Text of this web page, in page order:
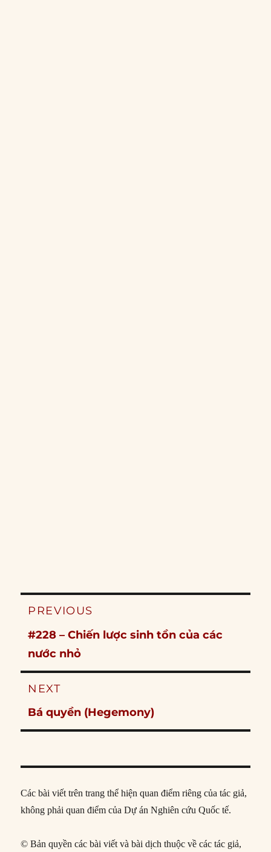
Post
PREVIOUS
Previous
post:
#228 – Chiến lược sinh tồn của các
nước nhỏ
NEXT
Next
post:
Bá quyền (Hegemony)
Các bài viết trên trang thể hiện quan điểm riêng của tác giả,
không phải quan điểm của Dự án Nghiên cứu Quốc tế.
© Bản quyền các bài viết và bài dịch thuộc về các tác giả,